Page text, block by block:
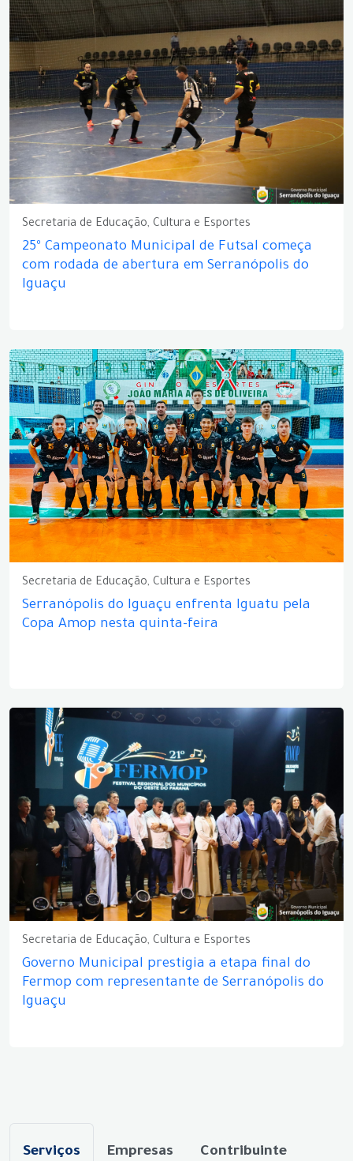
Secretaria de Educação, Cultura e Esportes
25º Campeonato Municipal de Futsal começa
com rodada de abertura em Serranópolis do
Iguaçu
Secretaria de Educação, Cultura e Esportes
Serranópolis do Iguaçu enfrenta Iguatu pela
Copa Amop nesta quinta-feira
Secretaria de Educação, Cultura e Esportes
Governo Municipal prestigia a etapa final do
Fermop com representante de Serranópolis do
Iguaçu
Serviços Empresas Contribuinte